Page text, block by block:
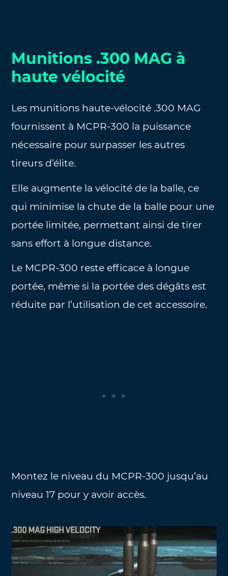
Munitions .300 MAG à
haute vélocité
Les munitions haute-vélocité .300 MAG
fournissent à MCPR-300 la puissance
nécessaire pour surpasser les autres
tireurs d’élite.
Elle augmente la vélocité de la balle, ce
qui minimise la chute de la balle pour une
portée limitée, permettant ainsi de tirer
sans effort à longue distance.
Le MCPR-300 reste efficace à longue
portée, même si la portée des dégâts est
réduite par l’utilisation de cet accessoire.
Montez le niveau du MCPR-300 jusqu’au
niveau 17 pour y avoir accès.